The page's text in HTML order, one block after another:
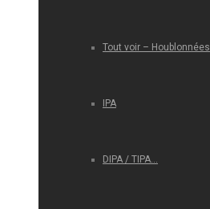
Tout voir – Houblonnées
IPA
DIPA / TIPA…